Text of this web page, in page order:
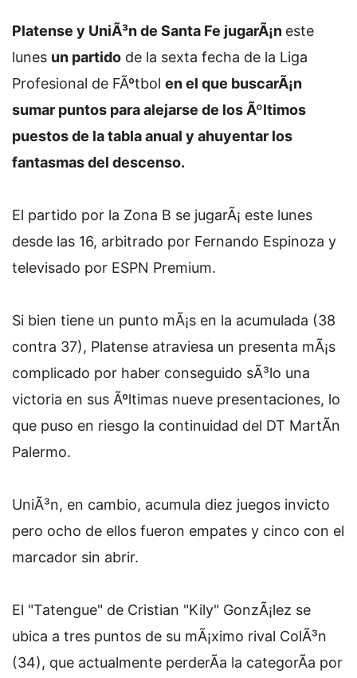
Platense y UniÃ³n de Santa Fe jugarÃ¡n este
lunes un partido de la sexta fecha de la Liga
Profesional de FÃºtbol en el que buscarÃ¡n
sumar puntos para alejarse de los Ãºltimos
puestos de la tabla anual y ahuyentar los
fantasmas del descenso.
El partido por la Zona B se jugarÃ¡ este lunes
desde las 16, arbitrado por Fernando Espinoza y
televisado por ESPN Premium.
Si bien tiene un punto mÃ¡s en la acumulada (38
contra 37), Platense atraviesa un presenta mÃ¡s
complicado por haber conseguido sÃ³lo una
victoria en sus Ãºltimas nueve presentaciones, lo
que puso en riesgo la continuidad del DT MartÃ­n
Palermo.
UniÃ³n, en cambio, acumula diez juegos invicto
pero ocho de ellos fueron empates y cinco con el
marcador sin abrir.
El "Tatengue" de Cristian "Kily" GonzÃ¡lez se
ubica a tres puntos de su mÃ¡ximo rival ColÃ³n
(34), que actualmente perderÃ­a la categorÃ­a por